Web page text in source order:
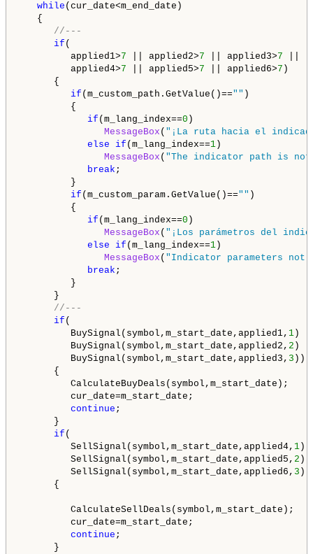
while (cur_date<m_end_date)
{
//---
if (
applied1>7 || applied2>7 || applied3>7
applied4>7 || applied5>7 || applied6>7 )
{
if (m_custom_path.GetValue()=="" )
{
if (m_lang_index==0 )
MessageBox ( "¡La ruta hacia el
else
if (m_lang_index==1 )
MessageBox ( "The indicator path is
break ;
}
if (m_custom_param.GetValue()=="" )
{
if (m_lang_index==0 )
MessageBox ( "¡Los parámetros del
else
if (m_lang_index==1 )
MessageBox ( "Indicator parameters not
break ;
}
}
//---
if (
BuySignal(symbol,m_start_date,applied1, 1 )
BuySignal(symbol,m_start_date,applied2, 2 )
BuySignal(symbol,m_start_date,applied3, 3 ))
{
CalculateBuyDeals(symbol,m_start_date);
cur_date=m_start_date;
continue ;
}
if (
SellSignal(symbol,m_start_date,applied4, 1 )
SellSignal(symbol,m_start_date,applied5, 2 )
SellSignal(symbol,m_start_date,applied6, 3 ))
{
CalculateSellDeals(symbol,m_start_date);
cur_date=m_start_date;
continue ;
}